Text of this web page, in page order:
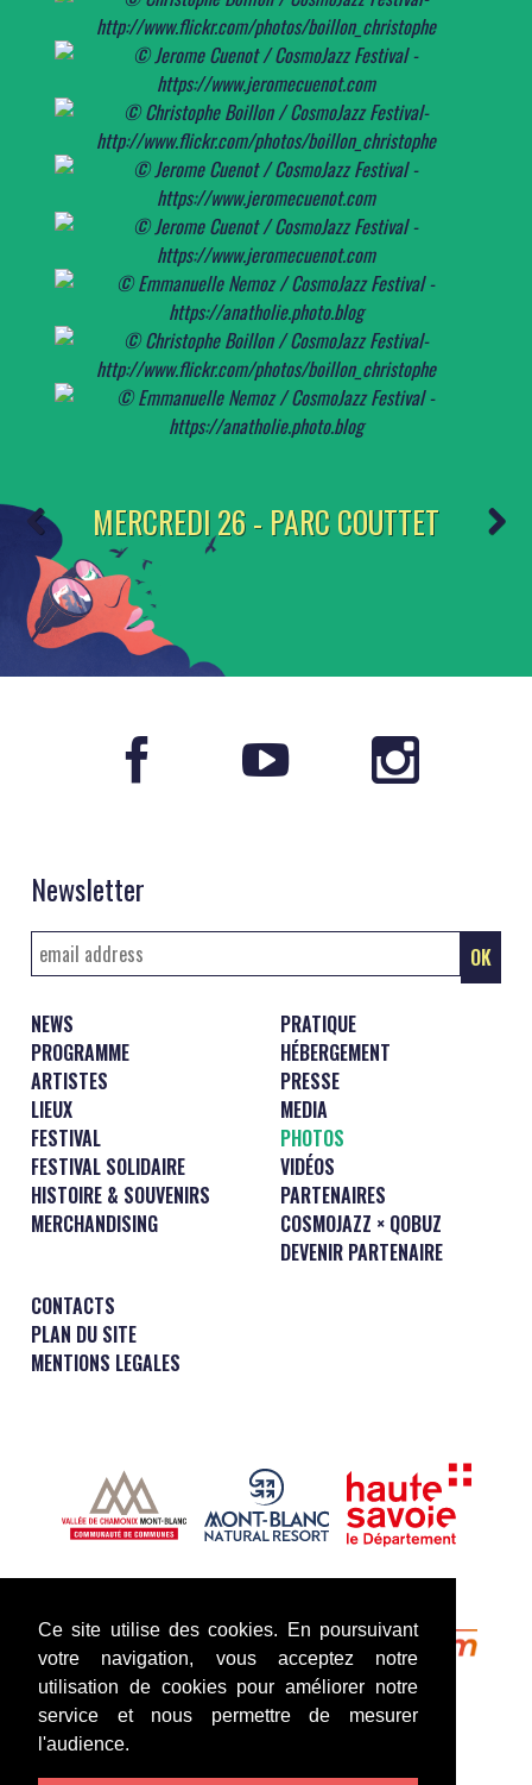
Ce site utilise des cookies. En poursuivant
votre navigation, vous acceptez notre
utilisation de cookies pour améliorer notre
service et nous permettre de mesurer
l'audience.
MERCREDI 26 - PARC COUTTET
Newsletter
NEWS
PROGRAMME
ARTISTES
LIEUX
FESTIVAL
FESTIVAL SOLIDAIRE
HISTOIRE & SOUVENIRS
MERCHANDISING
PRATIQUE
HÉBERGEMENT
PRESSE
MEDIA
PHOTOS
VIDÉOS
PARTENAIRES
COSMOJAZZ × QOBUZ
DEVENIR PARTENAIRE
CONTACTS
PLAN DU SITE
MENTIONS LEGALES